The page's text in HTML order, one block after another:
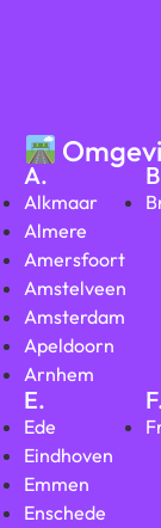
A.
Alkmaar
Almere
Amersfoort
Amstelveen
Amsterdam
Apeldoorn
Arnhem
E.
Ede
Eindhoven
Emmen
Enschede